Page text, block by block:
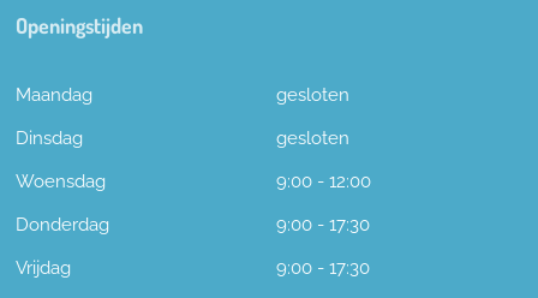
Openingstijden
Maandag
gesloten
Dinsdag
gesloten
Woensdag
9:00 - 12:00
Donderdag
9:00 - 17:30
Vrijdag
9:00 - 17:30